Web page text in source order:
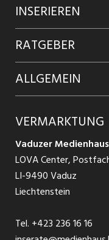
Jobs suchen
Jobabo
Firmen entdecken
Jobs in Graubünden
Jobs in St. Gallen
Jobs in Glarus
Jobs in der
INSERIEREN
Kundenlogin
Inserieren
Produkte
Schnittstelle
RATGEBER
Glossar
Ratgeber Bewerbung /
ALLGEMEIN
AGB
Nutzungsbedingungen
Impressum
VERMARKTUNG
Vaduzer
LOVA Center,
LI-9490 Vaduz
Liechtenstein
Tel. +423 236 16 16